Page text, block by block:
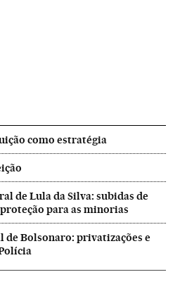
como estratégia
de Lula da Silva: subidas de
para as minorias
Bolsonaro: privatizações e